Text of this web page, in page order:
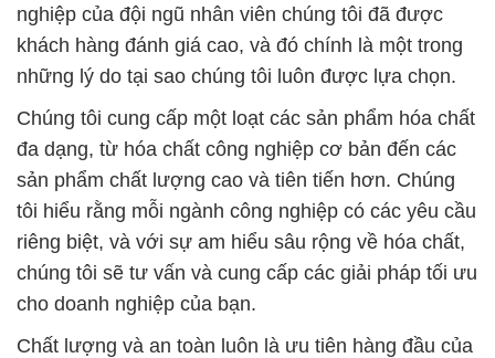
nghiệp của đội ngũ nhân viên chúng tôi đã được
khách hàng đánh giá cao, và đó chính là một trong
những lý do tại sao chúng tôi luôn được lựa chọn.
Chúng tôi cung cấp một loạt các sản phẩm hóa chất
đa dạng, từ hóa chất công nghiệp cơ bản đến các
sản phẩm chất lượng cao và tiên tiến hơn. Chúng
tôi hiểu rằng mỗi ngành công nghiệp có các yêu cầu
riêng biệt, và với sự am hiểu sâu rộng về hóa chất,
chúng tôi sẽ tư vấn và cung cấp các giải pháp tối ưu
cho doanh nghiệp của bạn.
Chất lượng và an toàn luôn là ưu tiên hàng đầu của